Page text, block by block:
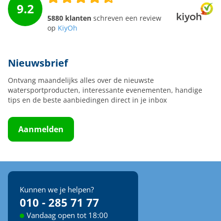
9.2
5880 klanten schreven een review
op KiyOh
Nieuwsbrief
Ontvang maandelijks alles over de nieuwste
watersportproducten, interessante evenementen, handige
tips en de beste aanbiedingen direct in je inbox
Aanmelden
Kunnen we je helpen?
010 - 285 71 77
Vandaag open tot 18:00